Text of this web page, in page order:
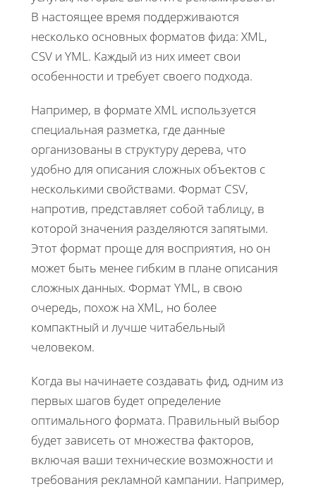
В настоящее время поддерживаются
несколько основных форматов фида: XML,
CSV и YML. Каждый из них имеет свои
особенности и требует своего подхода.
Например, в формате XML используется
специальная разметка, где данные
организованы в структуру дерева, что
удобно для описания сложных объектов с
несколькими свойствами. Формат CSV,
напротив, представляет собой таблицу, в
которой значения разделяются запятыми.
Этот формат проще для восприятия, но он
может быть менее гибким в плане описания
сложных данных. Формат YML, в свою
очередь, похож на XML, но более
компактный и лучше читабельный
человеком.
Когда вы начинаете создавать фид, одним из
первых шагов будет определение
оптимального формата. Правильный выбор
будет зависеть от множества факторов,
включая ваши технические возможности и
требования рекламной кампании. Например,